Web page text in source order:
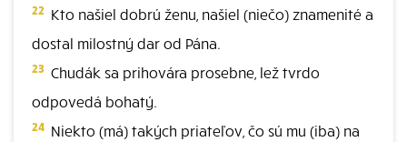
22 Kto našiel dobrú ženu, našiel (niečo) znamenité a
dostal milostný dar od Pána.
23 Chudák sa prihovára prosebne, lež tvrdo
odpovedá bohatý.
24 Niekto (má) takých priateľov, čo sú mu (iba) na